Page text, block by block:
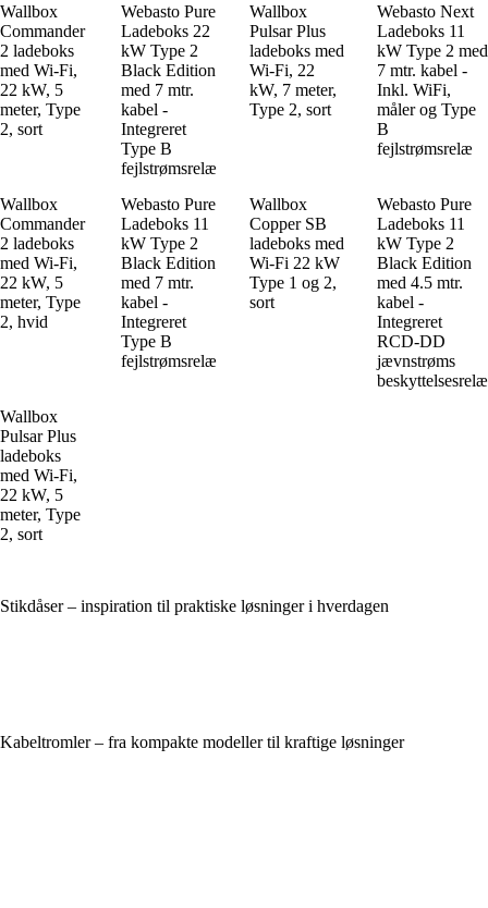
Wallbox
Commander
2 ladeboks
med Wi-Fi,
22 kW, 5
meter, Type
2, sort
Webasto Pure
Ladeboks 22
kW Type 2
Black Edition
med 7 mtr.
kabel -
Integreret
Type B
fejlstrømsrelæ
Wallbox
Pulsar Plus
ladeboks med
Wi-Fi, 22
kW, 7 meter,
Type 2, sort
Webasto Next
Ladeboks 11
kW Type 2 med
7 mtr. kabel -
Inkl. WiFi,
måler og Type
B
fejlstrømsrelæ
Wallbox
Commander
2 ladeboks
med Wi-Fi,
22 kW, 5
meter, Type
2, hvid
Webasto Pure
Ladeboks 11
kW Type 2
Black Edition
med 7 mtr.
kabel -
Integreret
Type B
fejlstrømsrelæ
Wallbox
Copper SB
ladeboks med
Wi-Fi 22 kW
Type 1 og 2,
sort
Webasto Pure
Ladeboks 11
kW Type 2
Black Edition
med 4.5 mtr.
kabel -
Integreret
RCD-DD
jævnstrøms
beskyttelsesrelæ
Wallbox
Pulsar Plus
ladeboks
med Wi-Fi,
22 kW, 5
meter, Type
2, sort
Stikdåser – inspiration til praktiske løsninger i hverdagen
Kabeltromler – fra kompakte modeller til kraftige løsninger